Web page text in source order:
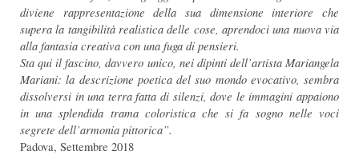
diviene rappresentazione della sua dimensione interiore che
supera la tangibilità realistica delle cose, aprendoci una nuova via
alla fantasia creativa con una fuga di pensieri.
Sta qui il fascino, davvero unico, nei dipinti dell’artista Mariangela
Mariani: la descrizione poetica del suo mondo evocativo, sembra
dissolversi in una terra fatta di silenzi, dove le immagini appaiono
in una splendida trama coloristica che si fa sogno nelle voci
segrete dell’armonia pittorica”.
Padova, Settembre 2018